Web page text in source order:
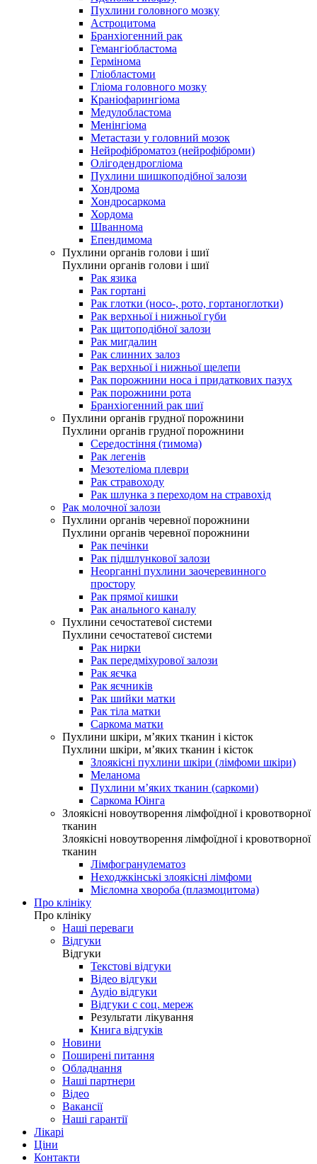
Пухлини головного мозку
Астроцитома
Бранхіогенний рак
Гемангіобластома
Гермінома
Гліобластоми
Гліома головного мозку
Краніофарингіома
Медулобластома
Менінгіома
Метастази у головний мозок
Нейрофіброматоз (нейрофіброми)
Олігодендрогліома
Пухлини шишкоподібної залози
Хондрома
Хондросаркома
Хордома
Шваннома
Епендимома
Пухлини органів голови і шиї
Пухлини органів голови і шиї
Рак язика
Рак гортані
Рак глотки (носо-, рото, гортаноглотки)
Рак верхньої і нижньої губи
Рак щитоподібної залози
Рак мигдалин
Рак слинних залоз
Рак верхньої і нижньої щелепи
Рак порожнини носа і придаткових пазух
Рак порожнини рота
Бранхіогенний рак шиї
Пухлини органів грудної порожнини
Пухлини органів грудної порожнини
Середостіння (тимома)
Рак легенів
Мезотеліома плеври
Рак стравоходу
Рак шлунка з переходом на стравохід
Рак молочної залози
Пухлини органів черевної порожнини
Пухлини органів черевної порожнини
Рак печінки
Рак підшлункової залози
Неорганні пухлини заочеревинного
простору
Рак прямої кишки
Рак анального каналу
Пухлини сечостатевої системи
Пухлини сечостатевої системи
Рак нирки
Рак передміхурової залози
Рак яєчка
Рак яєчників
Рак шийки матки
Рак тіла матки
Саркома матки
Пухлини шкіри, м’яких тканин і кісток
Пухлини шкіри, м’яких тканин і кісток
Злоякісні пухлини шкіри (лімфоми шкіри)
Меланома
Пухлини м’яких тканин (саркоми)
Саркома Юінга
Злоякісні новоутворення лімфоїдної і кровотворної
тканин
Злоякісні новоутворення лімфоїдної і кровотворної
тканин
Лімфогранулематоз
Неходжкінські злоякісні лімфоми
Мієломна хвороба (плазмоцитома)
Про клініку
Про клініку
Наші переваги
Відгуки
Відгуки
Текстові відгуки
Відео відгуки
Аудіо відгуки
Відгуки с соц. мереж
Результати лікування
Книга відгуків
Новини
Поширені питання
Обладнання
Наші партнери
Відео
Вакансії
Наші гарантії
Лікарі
Ціни
Контакти